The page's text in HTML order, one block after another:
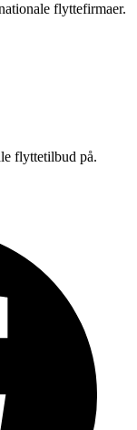
flyttefirmaer.
flyttetilbud på.